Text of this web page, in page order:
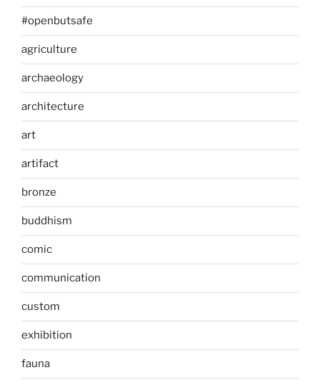
#openbutsafe
agriculture
archaeology
architecture
art
artifact
bronze
buddhism
comic
communication
custom
exhibition
fauna